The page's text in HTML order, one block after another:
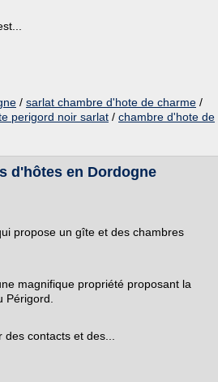
/ sarlat chambre d'hote de charme /
perigord noir sarlat / chambre d'hote de
d'hôtes en Dordogne
propose un gîte et des chambres
magnifique propriété proposant la
contacts et des...